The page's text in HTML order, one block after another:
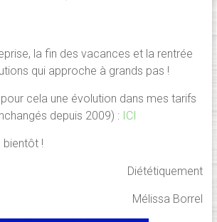
la fin des vacances et la rentrée
qui approche à grands pas !
cela une évolution dans mes tarifs
depuis 2009) : ICI
bientôt !
Diététiquement
Mélissa Borrel